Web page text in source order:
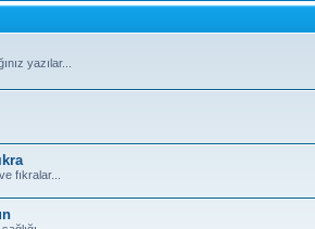
yazılar...
fıkralar...